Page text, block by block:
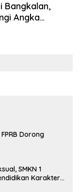
Bangkalan,
Angka
Dorong
SMKN 1
Karakter